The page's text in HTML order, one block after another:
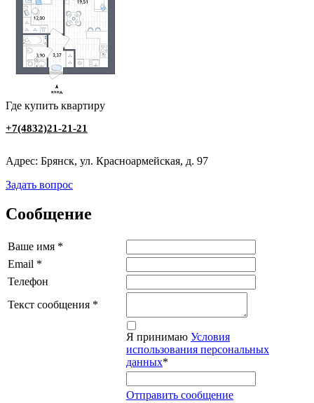
Где купить квартиру
+7(4832)21-21-21
Адрес: Брянск, ул. Красноармейская, д. 97
Задать вопрос
Сообщение
Ваше имя *
Email *
Телефон
Текст сообщения *
Я принимаю Условия
использования персональных
данных*
Отправить сообщение